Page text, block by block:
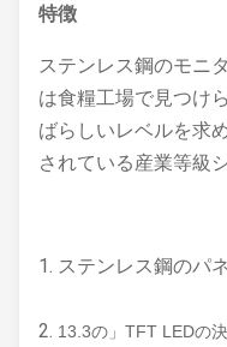
特徴
ステンレス鋼のモニ
は食糧工場で見つけ
ばらしいレベルを求
されている産業等級
1. ステンレス鋼のパ
2. 13.3の」TFT LEDの